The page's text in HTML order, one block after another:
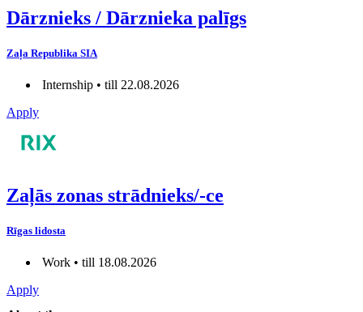
Dārznieks / Dārznieka palīgs
Zaļa Republika SIA
Internship • till 22.08.2026
Apply
Zaļās zonas strādnieks/-ce
Rīgas lidosta
Work • till 18.08.2026
Apply